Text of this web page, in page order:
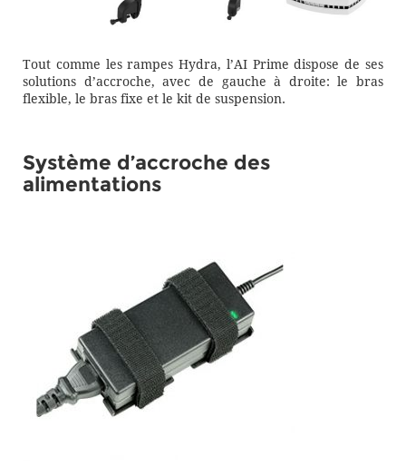
Tout comme les rampes Hydra, l’AI Prime dispose de ses
solutions d’accroche, avec de gauche à droite: le bras
flexible, le bras fixe et le kit de suspension.
Système d’accroche des
alimentations